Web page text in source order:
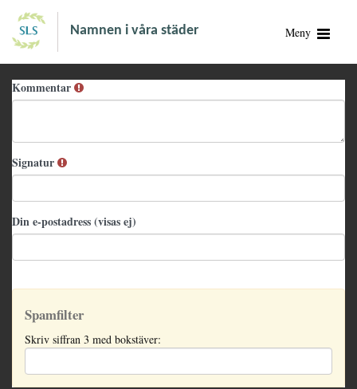
Namnen i våra städer Meny
Kommentar
Signatur
Din e-postadress (visas ej)
Spamfilter
Skriv siffran 3 med bokstäver: